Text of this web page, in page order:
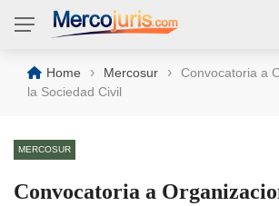
Home › Mercosur ›
Convocatoria a
la Sociedad Civil
MERCOSUR
Convocatoria a